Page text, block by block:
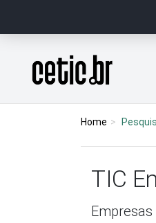
Página inicial
Home
TIC
Empresas